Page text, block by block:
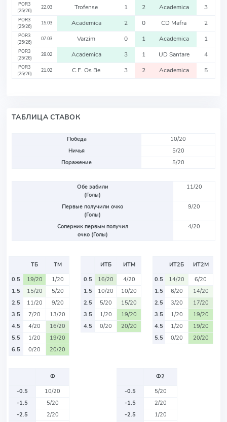
POR3
(25/26)
22.03 Trofense 1 2 Academica 3
POR3
(25/26)
15.03 Academica 2 0 CD Mafra 2
POR3
(25/26)
07.03 Varzim 0 1 Academica 1
POR3
(25/26)
28.02 Academica 3 1 UD Santare 4
POR3
(25/26)
21.02 C.F. Os Be 3 2 Academica 5
ТАБЛИЦА СТАВОК
Победа
10/20
Ничья
5/20
Поражение
5/20
Обе забили
(Голы)
11/20
Первые получили очко
(Голы)
9/20
Соперник первым получил
очко (Голы)
4/20
ТБ
ТМ
0.5
19/20
1/20
1.5
15/20
5/20
2.5
11/20
9/20
3.5
7/20
13/20
4.5
4/20
16/20
5.5
1/20
19/20
6.5
0/20 20/20
ИТБ
ИТМ
0.5
16/20
4/20
1.5
10/20
10/20
2.5
5/20
15/20
3.5
1/20
19/20
4.5
0/20 20/20
ИТ2Б
ИТ2М
0.5
14/20
6/20
1.5
6/20
14/20
2.5
3/20
17/20
3.5
1/20
19/20
4.5
1/20
19/20
5.5
0/20 20/20
Ф
-0.5
10/20
-1.5
5/20
-2.5
2/20
Ф2
-0.5
5/20
-1.5
2/20
-2.5
1/20